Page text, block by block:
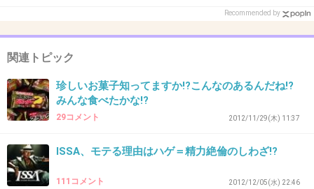
29. 匿名2013/02/03(日) 17:51:24
実は気が強いのかな？
Recommended by
関連トピック
珍しいお菓子知ってますか!?こんなのあるんだね!?
みんな食べたかな!?
29コメント 2012/11/29(木) 11:37
ISSA、モテる理由はハゲ＝精力絶倫のしわざ!?
111コメント 2012/12/05(水) 22:46